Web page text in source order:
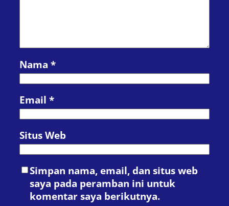
Nama *
Email *
Situs Web
Simpan nama, email, dan situs web
saya pada peramban ini untuk
komentar saya berikutnya.